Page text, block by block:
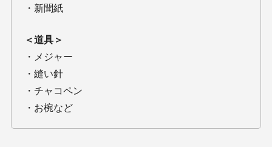
・新聞紙
＜道具＞
・メジャー
・縫い針
・チャコペン
・お椀など